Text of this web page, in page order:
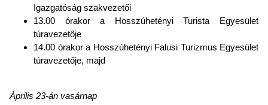
Igazgatóság szakvezetői
13.00 órakor a Hosszúhetényi Turista Egyesület
túravezetője
14.00 órakor a Hosszúhetényi Falusi Turizmus Egyesület
túravezetője, majd
Április 23-án vasárnap